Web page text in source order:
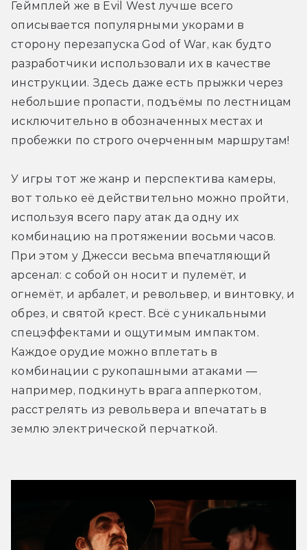
Геймплей же в Evil West лучше всего
описывается популярными укорами в
сторону перезапуска God of War, как будто
разработчики использовали их в качестве
инструкции. Здесь даже есть прыжки через
небольшие пропасти, подъёмы по лестницам
исключительно в обозначенных местах и
пробежки по строго очерченным маршрутам!
У игры тот же жанр и перспектива камеры,
вот только её действительно можно пройти,
используя всего пару атак да одну их
комбинацию на протяжении восьми часов.
При этом у Джесси весьма впечатляющий
арсенал: с собой он носит и пулемёт, и
огнемёт, и арбалет, и револьвер, и винтовку, и
обрез, и святой крест. Всё с уникальными
спецэффектами и ощутимым импактом.
Каждое орудие можно вплетать в
комбинации с рукопашными атаками —
например, подкинуть врага апперкотом,
расстрелять из револьвера и впечатать в
землю электрической перчаткой.